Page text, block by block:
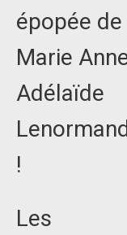
épopée de
Marie
Adélaïde
!
Les